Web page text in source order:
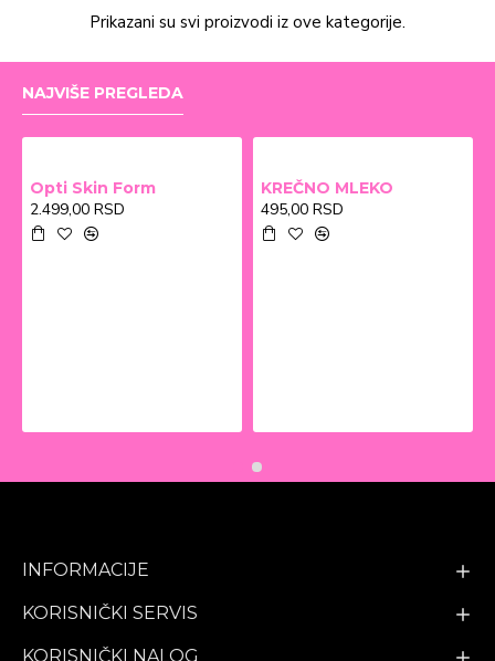
Prikazani su svi proizvodi iz ove kategorije.
NAJVIŠE PREGLEDA
Opti Skin Form
2.499,00 RSD
KREČNO MLEKO
495,00 RSD
INFORMACIJE
KORISNIČKI SERVIS
KORISNIČKI NALOG